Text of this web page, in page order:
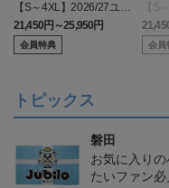
【S～4XL】2026/27ユニ
フォーム オーセンティッ
クモデル:FP1st
21,450円～25,950円
会員特典
【S
フォ
クモ
会員
トピックス
磐田
お気に入り
たいファン必